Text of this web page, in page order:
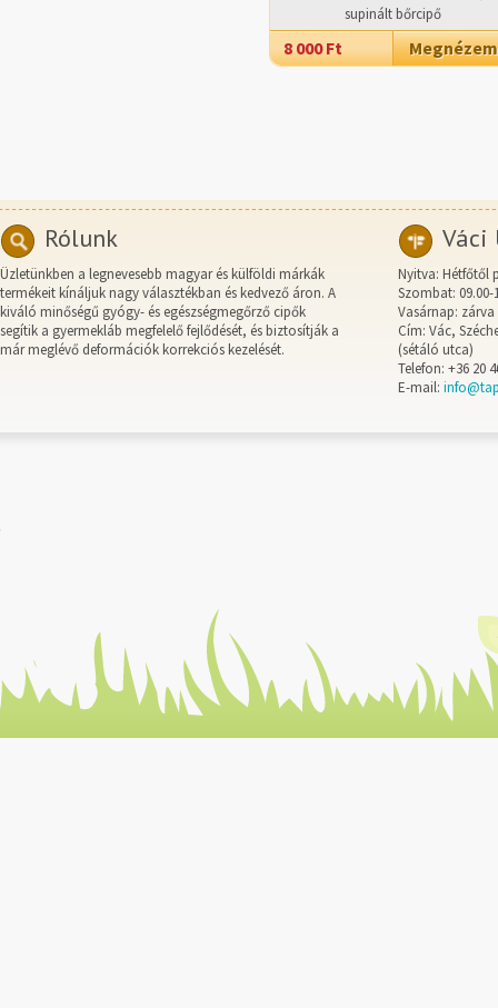
supinált bőrcipő
8 000 Ft Megnézem
Rólunk
Üzletünkben a legnevesebb magyar és külföldi márkák
termékeit kínáljuk nagy választékban és kedvező áron. A
kiváló minőségű gyógy- és egészségmegőrző cipők
segítik a gyermekláb megfelelő fejlődését, és biztosítják a
már meglévő deformációk korrekciós kezelését.
Váci
Nyitva: Hétfőtől
Szombat: 09.00-
Vasárnap: zárva
Cím: Vác,
(sétáló utca)
Telefon: +36 20
E-mail: